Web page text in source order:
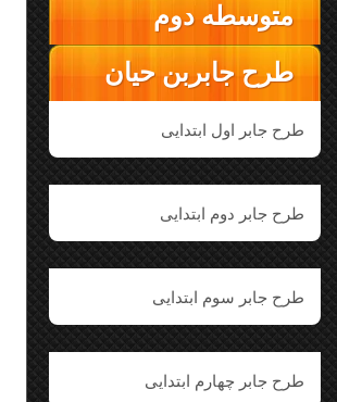
متوسطه دوم
طرح جابربن حیان
طرح جابر اول ابتدایی
طرح جابر دوم ابتدایی
طرح جابر سوم ابتدایی
طرح جابر چهارم ابتدایی